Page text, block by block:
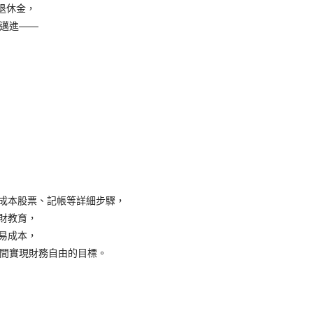
金，
邁進——
股票、記帳等詳細步驟，
教育，
成本，
現財務自由的目標。